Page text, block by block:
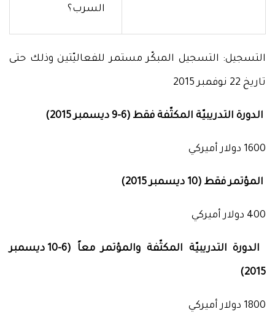
السرب؟
التسجيل: التسجيل المبكّر مستمر للفعاليّتين وذلك حتى
تاريخ 22 نوفمبر 2015
الدورة التدريبيّة المكثّفة فقط (6-9 ديسمبر 2015)
1600 دولار أميركي
المؤتمر فقط (10 ديسمبر 2015)
400 دولار أميركي
الدورة التدريبيّة المكثّفة والمؤتمر معاً (6-10 ديسمبر
2015)
1800 دولار أميركي